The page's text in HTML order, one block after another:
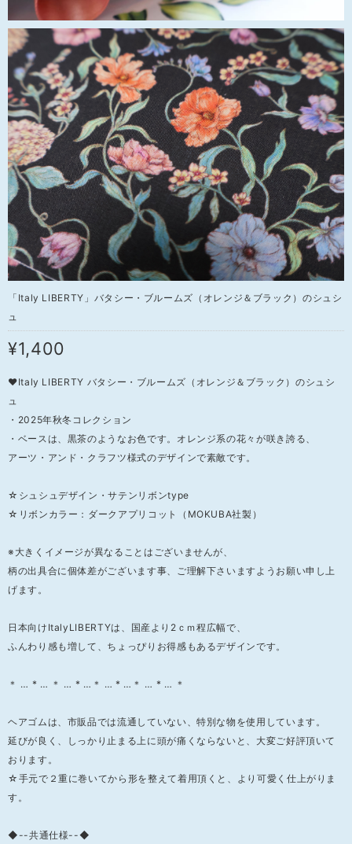
「Italy LIBERTY」バタシー・ブルームズ（オレンジ＆ブラック）のシュシ
ュ
¥1,400
❤Italy LIBERTY バタシー・ブルームズ（オレンジ＆ブラック）のシュシ
ュ
・2025年秋冬コレクション
・ベースは、黒茶のようなお色です。オレンジ系の花々が咲き誇る、
アーツ・アンド・クラフツ様式のデザインで素敵です。
☆シュシュデザイン・サテンリボンtype
☆リボンカラー：ダークアプリコット（MOKUBA社製）
※大きくイメージが異なることはございませんが、
柄の出具合に個体差がございます事、ご理解下さいますようお願い申し上
げます。
日本向けItalyLIBERTYは、国産より2ｃｍ程広幅で、
ふんわり感も増して、ちょっぴりお得感もあるデザインです。
＊ … * … ＊ … * …＊ … * …＊ … * … ＊
ヘアゴムは、市販品では流通していない、特別な物を使用しています。
延びが良く、しっかり止まる上に頭が痛くならないと、大変ご好評頂いて
おります。
☆手元で２重に巻いてから形を整えて着用頂くと、より可愛く仕上がりま
す。
◆--共通仕様--◆